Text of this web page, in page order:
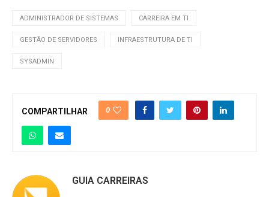
ADMINISTRADOR DE SISTEMAS CARREIRA EM TI
GESTÃO DE SERVIDORES INFRAESTRUTURA DE TI
SYSADMIN
COMPARTILHAR 0
GUIA CARREIRAS